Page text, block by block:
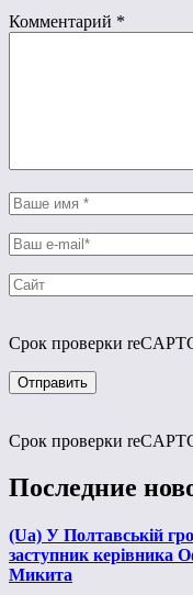
Комментарий *
Срок проверки
Срок проверки
Последние
(Ua) У Полтавській
заступник керівника
Микита